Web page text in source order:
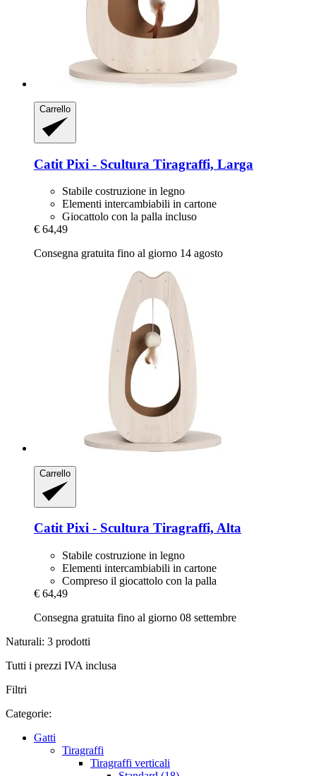
Carrello
Catit Pixi -​ Scultura Tiragraffi, Larga
Stabile costruzione in legno
Elementi intercambiabili in cartone
Giocattolo con la palla incluso
€ 64,49
Consegna gratuita fino al giorno 14 agosto
Carrello
CatitPixi -​ Scultura Tiragraffi, Alta
Stabile costruzione in legno
Elementi intercambiabili in cartone
Compreso il giocattolo con la palla
€ 64,49
Consegna gratuita fino al giorno 08 settembre
Naturali: 3 prodotti
Tutti i prezzi IVA inclusa
Filtri
Categorie:
Gatti
Tiragraffi
Tiragraffi verticali